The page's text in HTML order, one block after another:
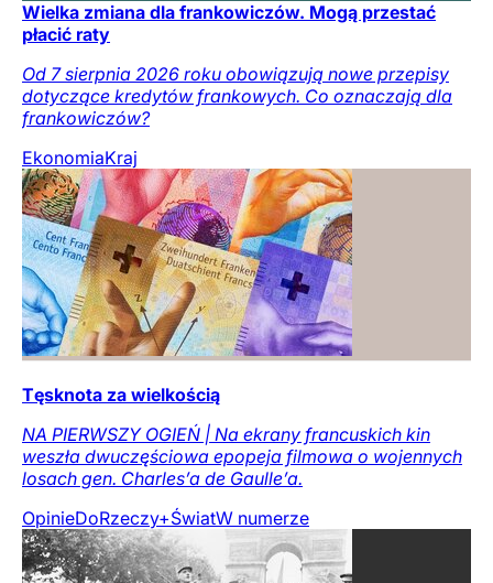
Wielka zmiana dla frankowiczów. Mogą przestać
płacić raty
Od 7 sierpnia 2026 roku obowiązują nowe przepisy
dotyczące kredytów frankowych. Co oznaczają dla
frankowiczów?
EkonomiaKraj
Tęsknota za wielkością
NA PIERWSZY OGIEŃ | Na ekrany francuskich kin
weszła dwuczęściowa epopeja filmowa o wojennych
losach gen. Charles’a de Gaulle’a.
OpinieDoRzeczy+ŚwiatW numerze